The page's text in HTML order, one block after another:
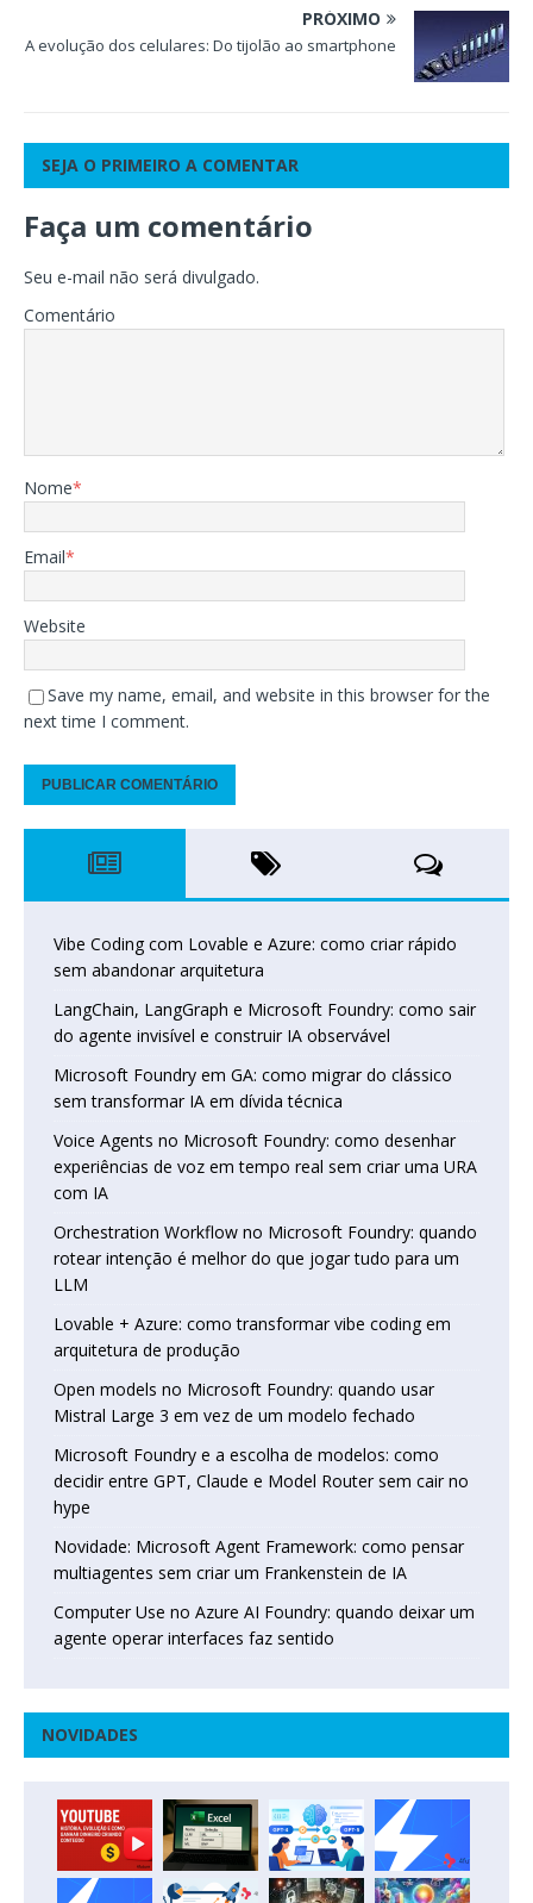
PRÓXIMO
A evolução dos celulares: Do tijolão ao smartphone
SEJA O PRIMEIRO A COMENTAR
Faça um comentário
Seu e-mail não será divulgado.
Comentário
Nome*
Email*
Website
Save my name, email, and website in this browser for the
next time I comment.
Vibe Coding com Lovable e Azure: como criar rápido
sem abandonar arquitetura
LangChain, LangGraph e Microsoft Foundry: como sair
do agente invisível e construir IA observável
Microsoft Foundry em GA: como migrar do clássico
sem transformar IA em dívida técnica
Voice Agents no Microsoft Foundry: como desenhar
experiências de voz em tempo real sem criar uma URA
com IA
Orchestration Workflow no Microsoft Foundry: quando
rotear intenção é melhor do que jogar tudo para um
LLM
Lovable + Azure: como transformar vibe coding em
arquitetura de produção
Open models no Microsoft Foundry: quando usar
Mistral Large 3 em vez de um modelo fechado
Microsoft Foundry e a escolha de modelos: como
decidir entre GPT, Claude e Model Router sem cair no
hype
Novidade: Microsoft Agent Framework: como pensar
multiagentes sem criar um Frankenstein de IA
Computer Use no Azure AI Foundry: quando deixar um
agente operar interfaces faz sentido
NOVIDADES